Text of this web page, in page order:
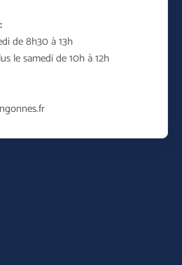
de 8h30 à 13h
le samedi de 10h à 12h